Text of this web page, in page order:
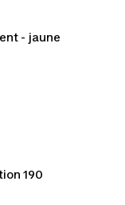
- jaune
190